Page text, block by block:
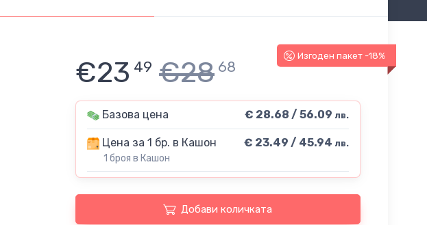
Изгоден пакет -18%
€23 49 €28 68
Базова цена € 28.68 / 56.09 лв.
Цена за 1 бр. в Кашон
1 броя в Кашон
€ 23.49 / 45.94 лв.
Добави количката